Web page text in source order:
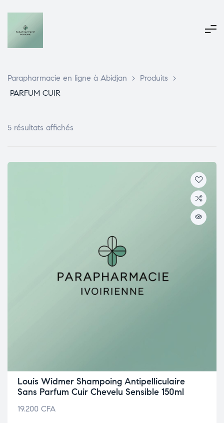
Parapharmacie en ligne à Abidjan > Produits
>
PARFUM CUIR
5 résultats affichés
Louis Widmer Shampoing Antipelliculaire
Sans Parfum Cuir Chevelu Sensible 150ml
19.200 CFA